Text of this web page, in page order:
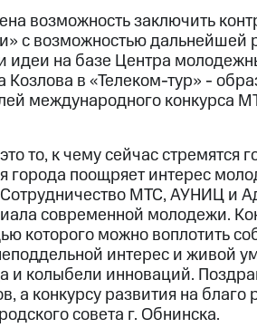
возможность заключить
с возможностью дальнейшей
идеи на базе Центра
в «Телеком-тур» -
международного конкурса
то, к чему сейчас стремятся
города поощряет интерес
МТС, АУНИЦ и
современной молодежи.
которого можно воплотить
интерес и живой
и колыбели инноваций.
а конкурсу развития на благо
совета г. Обнинска.